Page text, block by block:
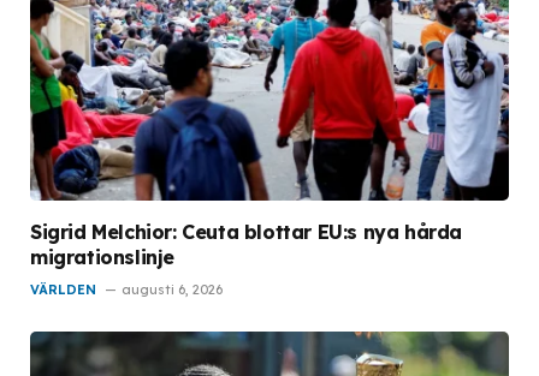
Sigrid Melchior: Ceuta blottar EU:s nya hårda
migrationslinje
VÄRLDEN augusti 6, 2026